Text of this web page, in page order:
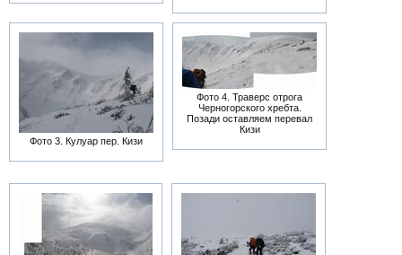
Фото 3. Кулуар пер. Кизи
Фото 4. Траверс отрога
Черногорского хребта.
Позади оставляем перевал
Кизи